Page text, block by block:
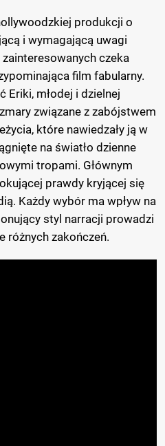
produkcji o
i wymagającą uwagi
czeka
film fabularny.
Eriki, młodej i dzielnej
związane z zabójstwem
które nawiedzały ją w
na światło dzienne
tropami. Głównym
prawdy kryjącej się
Każdy wybór ma wpływ na
styl narracji prowadzi
różnych zakończeń.